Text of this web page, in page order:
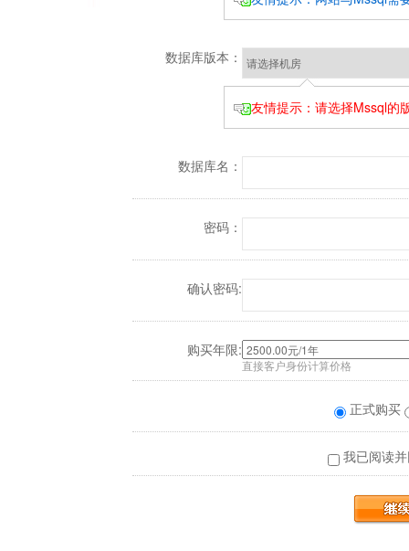
数据库版本：
友情提示：请选择Mssql的
数据库名：
密码：
确认密码:
购买年限:
直接客户身份计算价格
正式购买
我已阅读